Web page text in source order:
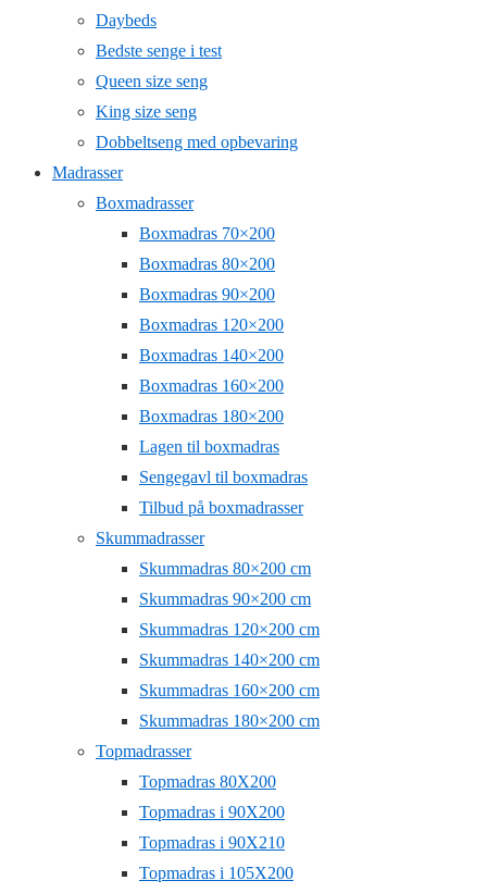
Daybeds
Bedste senge i test
Queen size seng
King size seng
Dobbeltseng med opbevaring
Madrasser
Boxmadrasser
Boxmadras 70×200
Boxmadras 80×200
Boxmadras 90×200
Boxmadras 120×200
Boxmadras 140×200
Boxmadras 160×200
Boxmadras 180×200
Lagen til boxmadras
Sengegavl til boxmadras
Tilbud på boxmadrasser
Skummadrasser
Skummadras 80×200 cm
Skummadras 90×200 cm
Skummadras 120×200 cm
Skummadras 140×200 cm
Skummadras 160×200 cm
Skummadras 180×200 cm
Topmadrasser
Topmadras 80X200
Topmadras i 90X200
Topmadras i 90X210
Topmadras i 105X200